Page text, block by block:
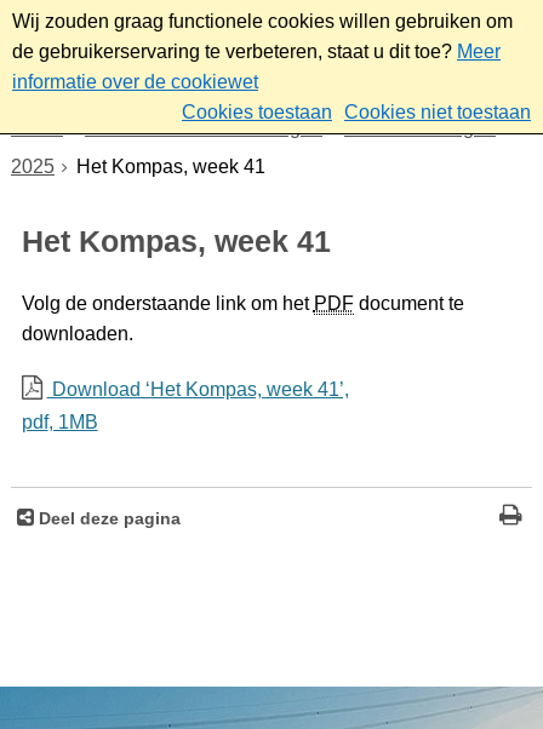
Wij zouden graag functionele cookies willen gebruiken om
de gebruikerservaring te verbeteren, staat u dit toe? Meer
informatie over de cookiewet
Cookies toestaan
Cookies niet toestaan
Nieuws & bekendmakingen
Bekendmakingen
2025
Het Kompas, week 41
Het Kompas, week 41
Volg de onderstaande link om het PDFdocument te
downloaden.
Download ‘Het Kompas, week 41’,
pdf, 1MB
Deel deze pagina